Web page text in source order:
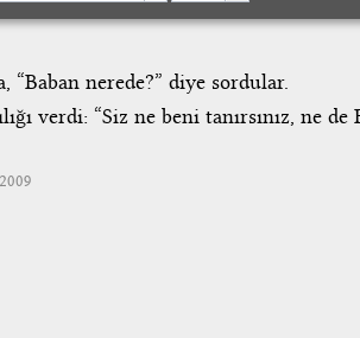
“Baban nerede?” diye sordular.
verdi: “Siz ne beni tanırsınız, ne de